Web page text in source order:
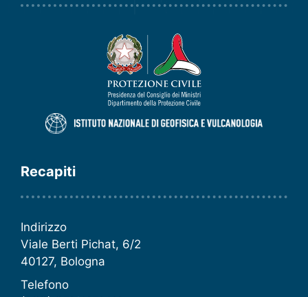
Recapiti
Indirizzo
Viale Berti Pichat, 6/2
40127, Bologna
Telefono